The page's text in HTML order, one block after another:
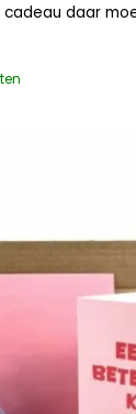
cadeau daar